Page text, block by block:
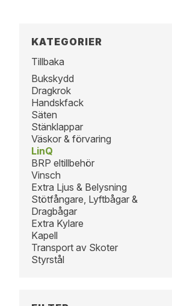
KATEGORIER
Tillbaka
Bukskydd
Dragkrok
Handskfack
Säten
Stänklappar
Väskor & förvaring
LinQ
BRP eltillbehör
Vinsch
Extra Ljus & Belysning
Stötfångare, Lyftbågar &
Dragbågar
Extra Kylare
Kapell
Transport av Skoter
Styrstål